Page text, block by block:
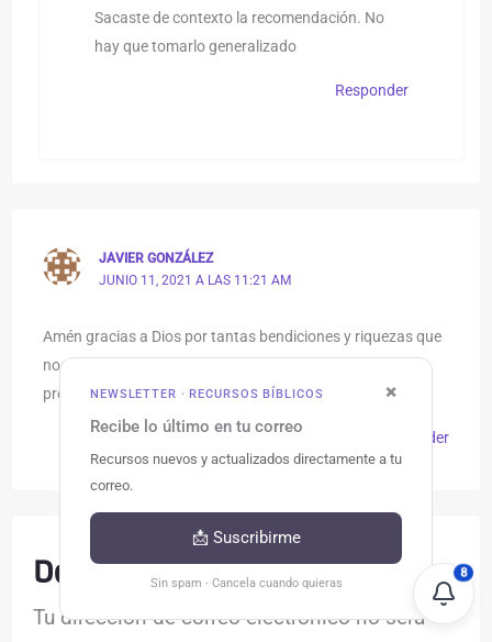
×
NEWSLETTER · RECURSOS BÍBLICOS
Recibe lo último en tu correo
Recursos nuevos y actualizados directamente a tu
correo.
📩 Suscribirme
Sin spam · Cancela cuando quieras
Sacaste de contexto la recomendación. No
hay que tomarlo generalizado
Responder
JAVIER GONZÁLEZ
JUNIO 11, 2021 A LAS 11:21 AM
Amén gracias a Dios por tantas bendiciones y riquezas que
nos deja por este medio Dios bendiga este método y
programa me siento bendecido por tanto aprendizaje
Responder
Deja un comentario
Tu dirección de correo electrónico no será
8